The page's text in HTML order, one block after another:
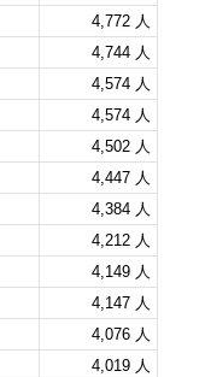
4,772 人
4,744 人
4,574 人
4,574 人
4,502 人
4,447 人
4,384 人
4,212 人
4,149 人
4,147 人
4,076 人
4,019 人